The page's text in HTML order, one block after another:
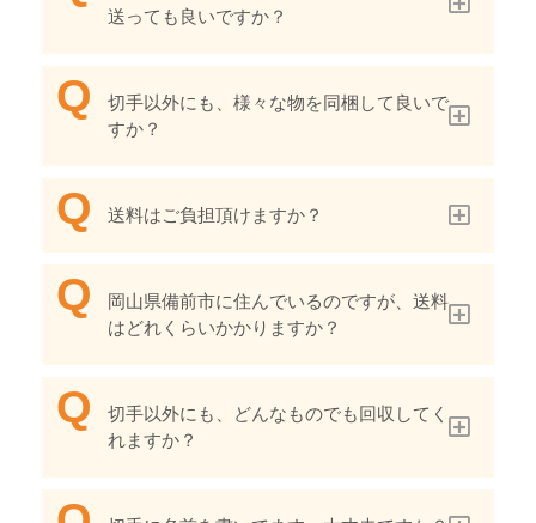
送っても良いですか？
切手以外にも、様々な物を同梱して良いで
すか？
送料はご負担頂けますか？
岡山県備前市に住んでいるのですが、送料
はどれくらいかかりますか？
切手以外にも、どんなものでも回収してく
れますか？